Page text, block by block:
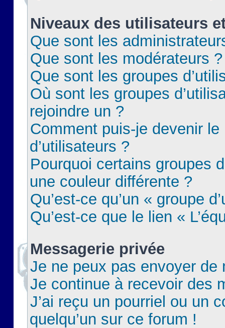
Niveaux des utilisateurs
Que sont les
Que sont les modérateurs ?
Que sont les groupes
Où sont les groupes
rejoindre un ?
Comment puis-je devenir le
d’utilisateurs ?
Pourquoi certains groupes
une couleur différente ?
Qu’est-ce qu’un « groupe
Qu’est-ce que le lien «
Messagerie privée
Je ne peux pas envoyer de
Je continue à recevoir des
J’ai reçu un pourriel ou un
quelqu’un sur ce forum !